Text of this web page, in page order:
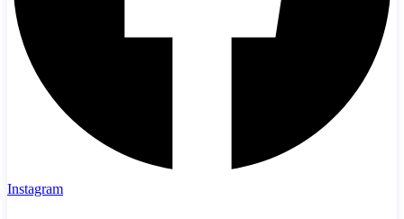
Instagram